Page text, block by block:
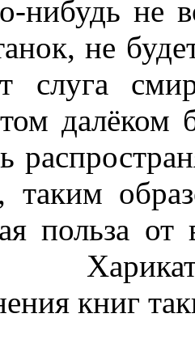
нибудь не
не
слуга
далёком
таким
польза
книг